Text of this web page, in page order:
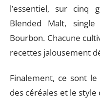
l’essentiel, sur cinq
Blended Malt,
Bourbon. Chacune
recettes jalousement
Finalement, ce sont le
des céréales et le